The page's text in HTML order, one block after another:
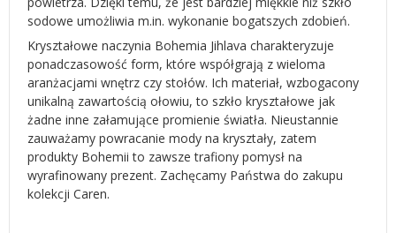
sodowe umożliwia m.in. wykonanie bogatszych zdobień.
Kryształowe naczynia Bohemia Jihlava charakteryzuje
ponadczasowość form, które współgrają z wieloma
aranżacjami wnętrz czy stołów. Ich materiał, wzbogacony
unikalną zawartością ołowiu, to szkło kryształowe jak
żadne inne załamujące promienie światła. Nieustannie
zauważamy powracanie mody na kryształy, zatem
produkty Bohemii to zawsze trafiony pomysł na
wyrafinowany prezent. Zachęcamy Państwa do zakupu
kolekcji Caren.